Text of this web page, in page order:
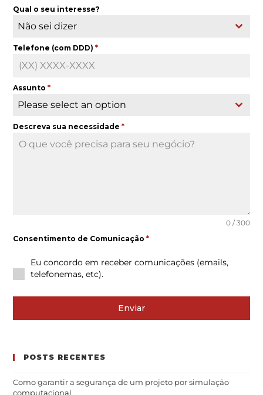
Qual o seu interesse?
Não sei dizer
Telefone (com DDD)*
Assunto*
Please select an option
Descreva sua necessidade*
0 / 300
Consentimento de Comunicação*
Eu concordo em receber comunicações (emails,
telefonemas, etc).
Enviar
POSTS RECENTES
Como garantir a segurança de um projeto por simulação
computacional